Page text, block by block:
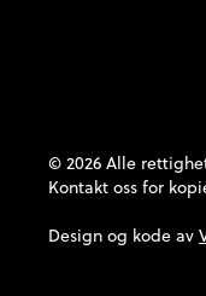
© 2026 Alle
Kontakt oss for
Design og kode av